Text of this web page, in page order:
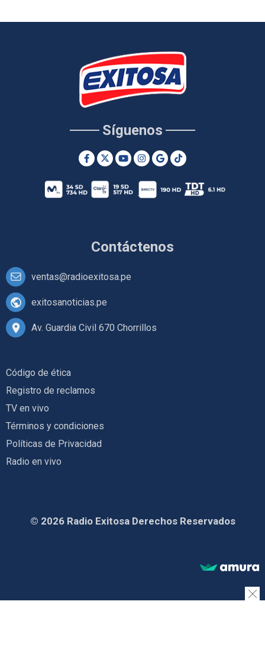
Contáctenos
ventas@radioexitosa.pe
exitosanoticias.pe
Av. Guardia Civil 670 Chorrillos
Síguenos
Código de ética
Registro de reclamos
TV en vivo
Términos y condiciones
Políticas de Privacidad
Radio en vivo
© 2026 Radio Exitosa Derechos Reservados